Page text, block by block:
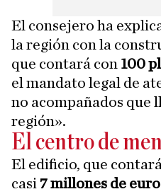
El consejero ha
la región con la
que contará con 100
el mandato legal de
no acompañados que
región».
El centro de
El edificio, que
casi 7 millones de